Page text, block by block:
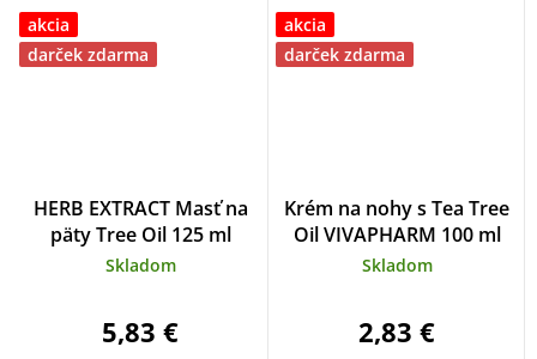
akcia
darček zdarma
HERB EXTRACT Masť na
päty Tree Oil 125 ml
Skladom
5,83 €
akcia
darček zdarma
Krém na nohy s Tea Tree
Oil VIVAPHARM 100 ml
Skladom
2,83 €